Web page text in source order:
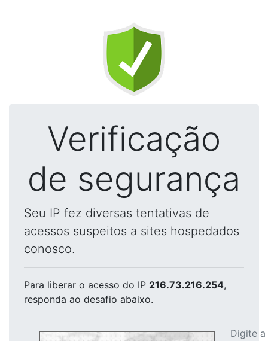
Verificação
de segurança
Seu IP fez diversas tentativas de
acessos suspeitos a sites hospedados
conosco.
Para liberar o acesso do IP 216.73.216.254,
responda ao desafio abaixo.
Digite